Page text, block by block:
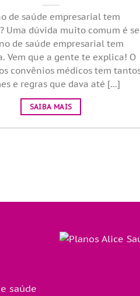
de saúde empresarial tem
Uma dúvida muito comum é se
de saúde empresarial tem
Vem que a gente te explica! O
convênios médicos tem
e regras que dava até [...]
SAIBA MAIS
saúde